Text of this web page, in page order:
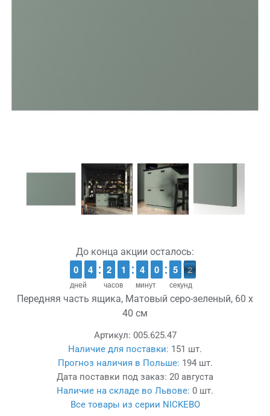
До конца акции осталось:
дней
9
9
0
0 3
3
4
4
часов
1
1
2
2 1
1
1
1
минут
3
3
4
4 9
9
0
0
секунд
4
4
5
5 2
1
1
Передняя часть ящика, Матовый серо-зеленый, 60 x
40 см
Артикул: 005.625.47
Наличие для поставки: 151 шт.
Прогноз наличия в Польше: 194 шт.
Дата поставки под заказ: 20 августа
Наличие на складе во Львове: 0 шт.
Все товары из серии NICKEBO